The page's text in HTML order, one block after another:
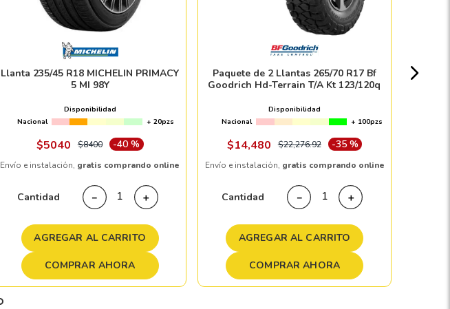
Llanta 235/45 R18 MICHELIN PRIMACY
5 MI 98Y
Disponibilidad
Nacional
+ 20pzs
$5040 $8400 -40 %
Envío e instalación, gratis comprando online
Cantidad ＋
－
AGREGAR AL CARRITO
COMPRAR AHORA
Paquete de 2 Llantas 265/70 R17 Bf
Goodrich Hd-Terrain T/A Kt 123/120q
Disponibilidad
Nacional
+ 100pzs
$14,480 $22,276.92 -35 %
Envío e instalación, gratis comprando online
Cantidad ＋
－
AGREGAR AL CARRITO
COMPRAR AHORA